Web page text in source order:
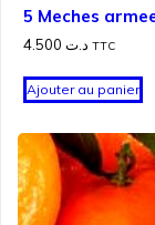
5 Meches
د.ت TTC
Ajouter au panier